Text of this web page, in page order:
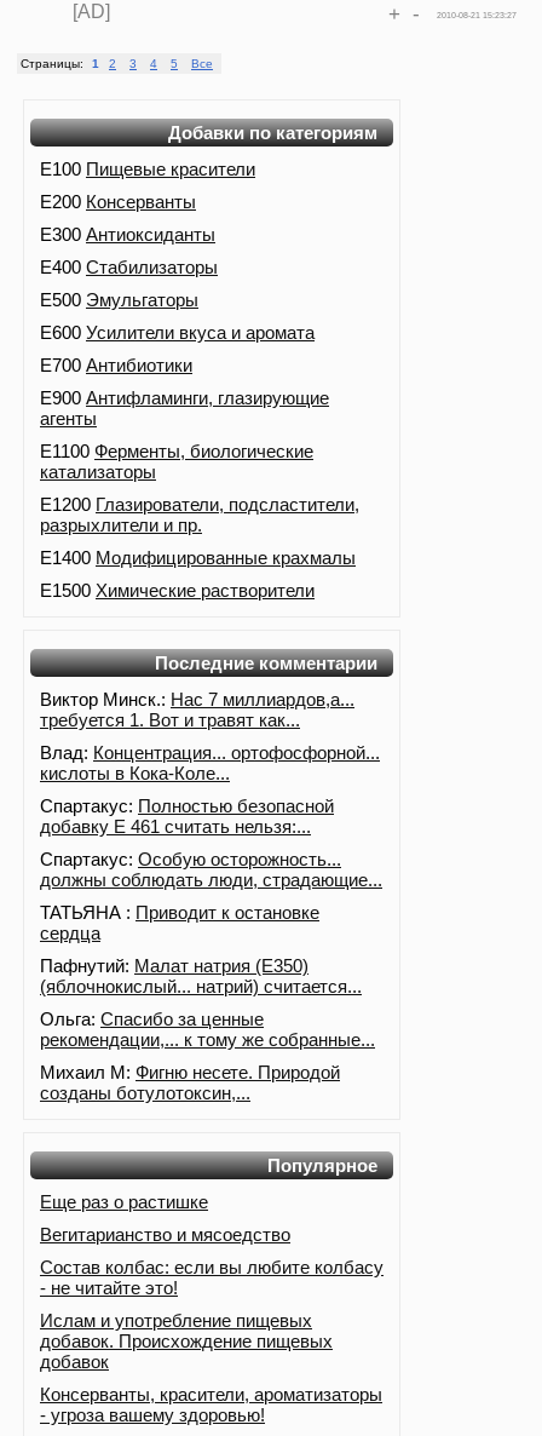
[AD] 2010-08-21 15:23:27
+ -
Страницы: 1 2 3 4 5 Все
Добавки по категориям
E100 Пищевые красители
E200 Консерванты
E300 Антиоксиданты
E400 Стабилизаторы
E500 Эмульгаторы
E600 Усилители вкуса и аромата
E700 Антибиотики
E900 Антифламинги, глазирующие
агенты
E1100 Ферменты, биологические
катализаторы
E1200 Глазирователи, подсластители,
разрыхлители и пр.
E1400 Модифицированные крахмалы
E1500 Химические растворители
Последние комментарии
Виктор Минск.: Нас 7 миллиардов,а...
требуется 1. Вот и травят как...
Влад: Концентрация... ортофосфорной...
кислоты в Кока-Коле...
Спартакус: Полностью безопасной
добавку Е 461 считать нельзя:...
Спартакус: Особую осторожность...
должны соблюдать люди, страдающие...
ТАТЬЯНА : Приводит к остановке
сердца
Пафнутий: Малат натрия (E350)
(яблочнокислый... натрий) считается...
Ольга: Спасибо за ценные
рекомендации,... к тому же собранные...
Михаил М: Фигню несете. Природой
созданы ботулотоксин,...
Популярное
Еще раз о растишке
Вегитарианство и мясоедство
Состав колбас: если вы любите колбасу
- не читайте это!
Ислам и употребление пищевых
добавок. Происхождение пищевых
добавок
Консерванты, красители, ароматизаторы
- угроза вашему здоровью!